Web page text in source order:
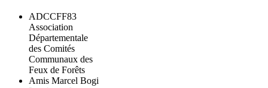
ADCCFF83
Association
Départementale
des Comités
Communaux des
Feux de Forêts
Amis Marcel Bogi